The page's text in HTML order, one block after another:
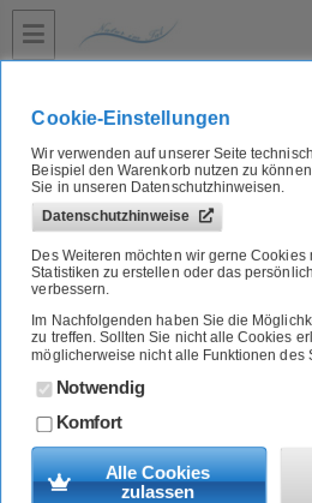
Bio Waldpilz Pfanne mit Hafer, Reis u. Estragon,
Bio Waldpilz Pfanne mit Hafer, Reis
Artikel-Nr.:5580286E
Cookie-Einstellungen
Wir verwenden auf unserer Seite
Beispiel den Warenkorb nutzen zu
Sie in unseren Datenschutzhinweisen.
Datenschutzhinweise
Des Weiteren möchten wir gerne Cookies
Statistiken zu erstellen oder das
verbessern.
Im Nachfolgenden haben Sie die
zu treffen. Sollten Sie nicht alle Cookies
möglicherweise nicht alle Funktionen des
Notwendig
Komfort
Alle Cookies
zulassen